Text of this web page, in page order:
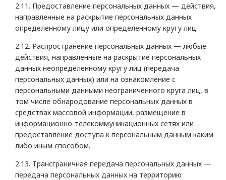
2.11. Предоставление персональных данных — действия,
направленные на раскрытие персональных данных
определенному лицу или определенному кругу лиц.
2.12. Распространение персональных данных — любые
действия, направленные на раскрытие персональных
данных неопределенному кругу лиц (передача
персональных данных) или на ознакомление с
персональными данными неограниченного круга лиц, в
том числе обнародование персональных данных в
средствах массовой информации, размещение в
информационно-телекоммуникационных сетях или
предоставление доступа к персональным данным каким-
либо иным способом.
2.13. Трансграничная передача персональных данных —
передача персональных данных на территорию